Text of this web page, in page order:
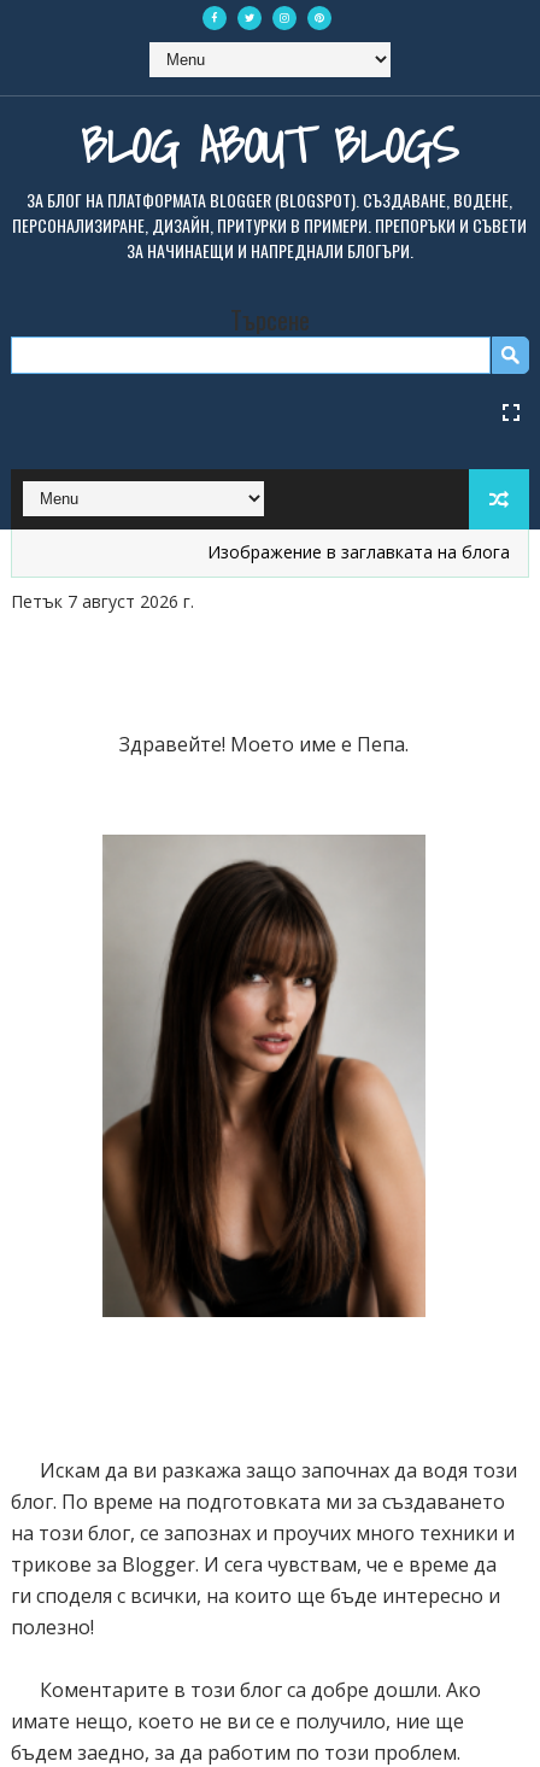
BLOG ABOUT BLOGS
ЗА БЛОГ НА ПЛАТФОРМАТА BLOGGER (BLOGSPOT). СЪЗДАВАНЕ, ВОДЕНЕ,
ПЕРСОНАЛИЗИРАНЕ, ДИЗАЙН, ПРИТУРКИ В ПРИМЕРИ. ПРЕПОРЪКИ И СЪВЕТИ
ЗА НАЧИНАЕЩИ И НАПРЕДНАЛИ БЛОГЪРИ.
Търсене
Изображение в заглавката на блога
Петък 7 август 2026 г.
Здравейте! Моето име е Пепа.
Искам да ви разкажа защо започнах да водя този
блог. По време на подготовката ми за създаването
на този блог, се запознах и проучих много техники и
трикове за Blogger. И сега чувствам, че е време да
ги споделя с всички, на които ще бъде интересно и
полезно!
Коментарите в този блог са добре дошли. Ако
имате нещо, което не ви се е получило, ние ще
бъдем заедно, за да работим по този проблем.